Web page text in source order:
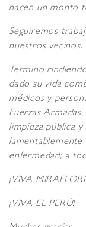
hacen un monto
Seguiremos
nuestros vecinos.
Termino
dado su vida
médicos y
Fuerzas
limpieza pública
lamentablemente
enfermedad; a
¡VIVA
¡VIVA EL PERÚ!